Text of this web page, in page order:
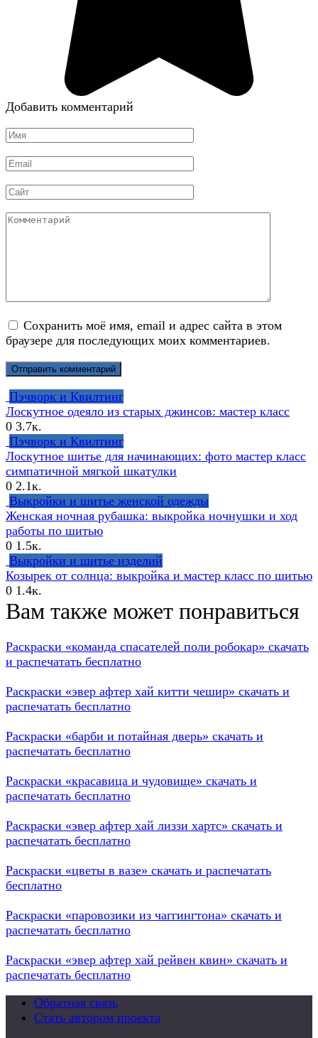
Добавить комментарий
Имя
Email
Сайт
Комментарий
Сохранить моё имя, email и адрес сайта в этом
браузере для последующих моих комментариев.
Пэчворк и Квилтинг
Лоскутное одеяло из старых джинсов: мастер класс
0 3.7к.
Пэчворк и Квилтинг
Лоскутное шитье для начинающих: фото мастер класс
симпатичной мягкой шкатулки
0 2.1к.
Выкройки и шитье женской одежды
Женская ночная рубашка: выкройка ночнушки и ход
работы по шитью
0 1.5к.
Выкройки и шитье изделий
Козырек от солнца: выкройка и мастер класс по шитью
0 1.4к.
Вам также может понравиться
Раскраски «команда спасателей поли робокар» скачать
и распечатать бесплатно
Раскраски «эвер афтер хай китти чешир» скачать и
распечатать бесплатно
Раскраски «барби и потайная дверь» скачать и
распечатать бесплатно
Раскраски «красавица и чудовище» скачать и
распечатать бесплатно
Раскраски «эвер афтер хай лиззи хартс» скачать и
распечатать бесплатно
Раскраски «цветы в вазе» скачать и распечатать
бесплатно
Раскраски «паровозики из чаггингтона» скачать и
распечатать бесплатно
Раскраски «эвер афтер хай рейвен квин» скачать и
распечатать бесплатно
Обратная связь
Стать автором проекта